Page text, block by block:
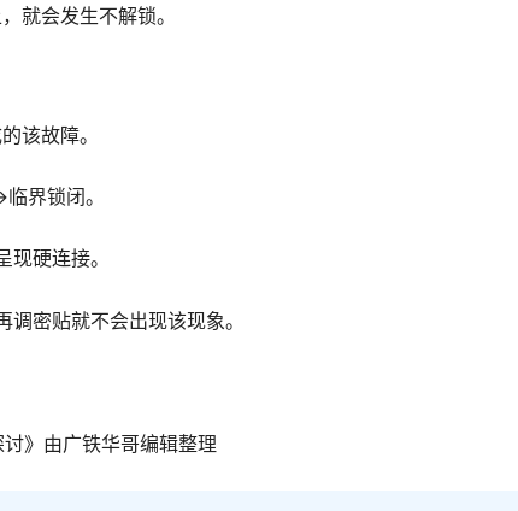
就会发生不解锁。󠅅󠅃󠄵󠅂󠄪󠇖󠆨󠆨󠇕󠆞󠆒󠅬󠇘󠆭󠆘󠇙󠆝󠅵󠇗󠆭󠆁󠄐󠇗󠅹󠅸󠇖󠆍󠅳󠇖󠅹󠅰󠇖󠆌󠅹
该故障。
界锁闭。
硬连接。
密贴就不会出现该现象。
》由广铁华哥编辑整理